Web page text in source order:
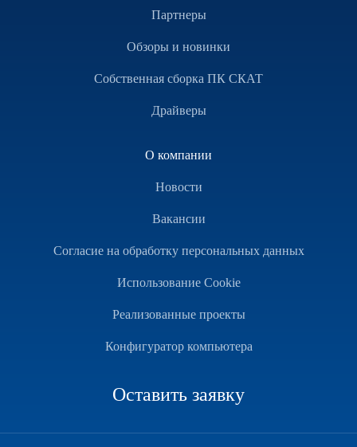
Партнеры
Обзоры и новинки
Собственная сборка ПК СКАТ
Драйверы
О компании
Новости
Вакансии
Согласие на обработку персональных данных
Использование Cookie
Реализованные проекты
Конфигуратор компьютера
Оставить заявку